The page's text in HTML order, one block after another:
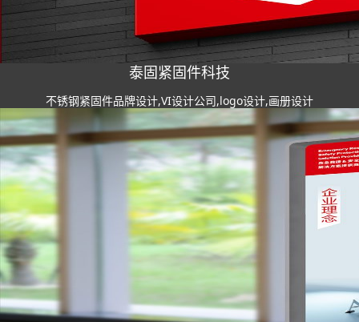
泰固紧固件科技
不锈钢紧固件品牌设计,VI设计公司,logo设计,画册设计